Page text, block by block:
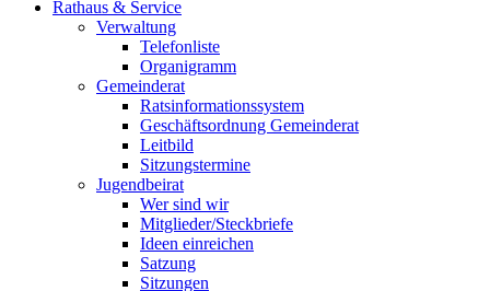
Rathaus & Service
Verwaltung
Telefonliste
Organigramm
Gemeinderat
Ratsinformationssystem
Geschäftsordnung Gemeinderat
Leitbild
Sitzungstermine
Jugendbeirat
Wer sind wir
Mitglieder/Steckbriefe
Ideen einreichen
Satzung
Sitzungen